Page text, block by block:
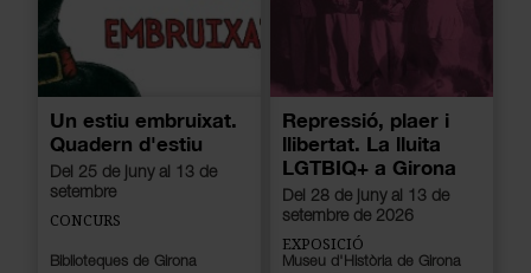
Un estiu embruixat.
Quadern d'estiu
Del 25 de juny al 13 de
setembre
CONCURS
Biblioteques de Girona
Repressió, plaer i
llibertat. La lluita
LGTBIQ+ a Girona
Del 28 de juny al 13 de
setembre de 2026
EXPOSICIÓ
Museu d'Història de Girona